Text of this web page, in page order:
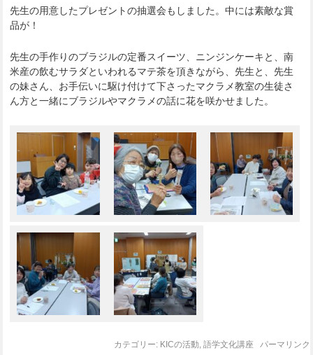
先生の用意したプレゼントの抽選会もしました。中には素敵な賞
品が！
先生の手作りのブラジルの定番スイーツ、ニンジンケーキと、南
米産の飲むサラダといわれるマテ茶を頂きながら、先生と、先生
の妹さん、お手伝いに駆け付けて下さったマクラメ教室の生徒さ
ん方と一緒にブラジルやマクラメの話に花を咲かせました。
カテゴリー: KICの活動, 語学文化講座 パーマリンク